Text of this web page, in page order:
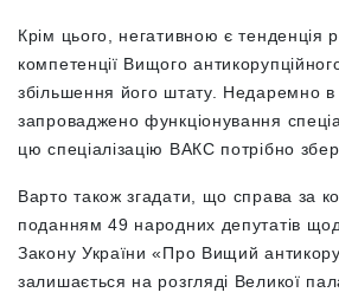
Крім цього, негативною є тенденція
компетенції Вищого
збільшення його штату. Недаремно в
запроваджено функціонування
цю спеціалізацію ВАКС потрібно
Варто також згадати, що справа за
поданням 49 народних депутатів
Закону України «Про Вищий
залишається на розгляді Великої